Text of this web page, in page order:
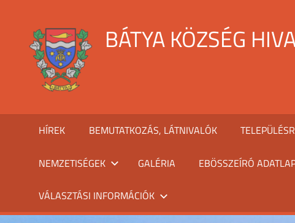
content
BÁTYA KÖZSÉG
HÍREK BEMUTATKOZÁS, LÁTNIVALÓK
NEMZETISÉGEK GALÉRIA EBÖSSZEÍRÓ
VÁLASZTÁSI INFORMÁCIÓK